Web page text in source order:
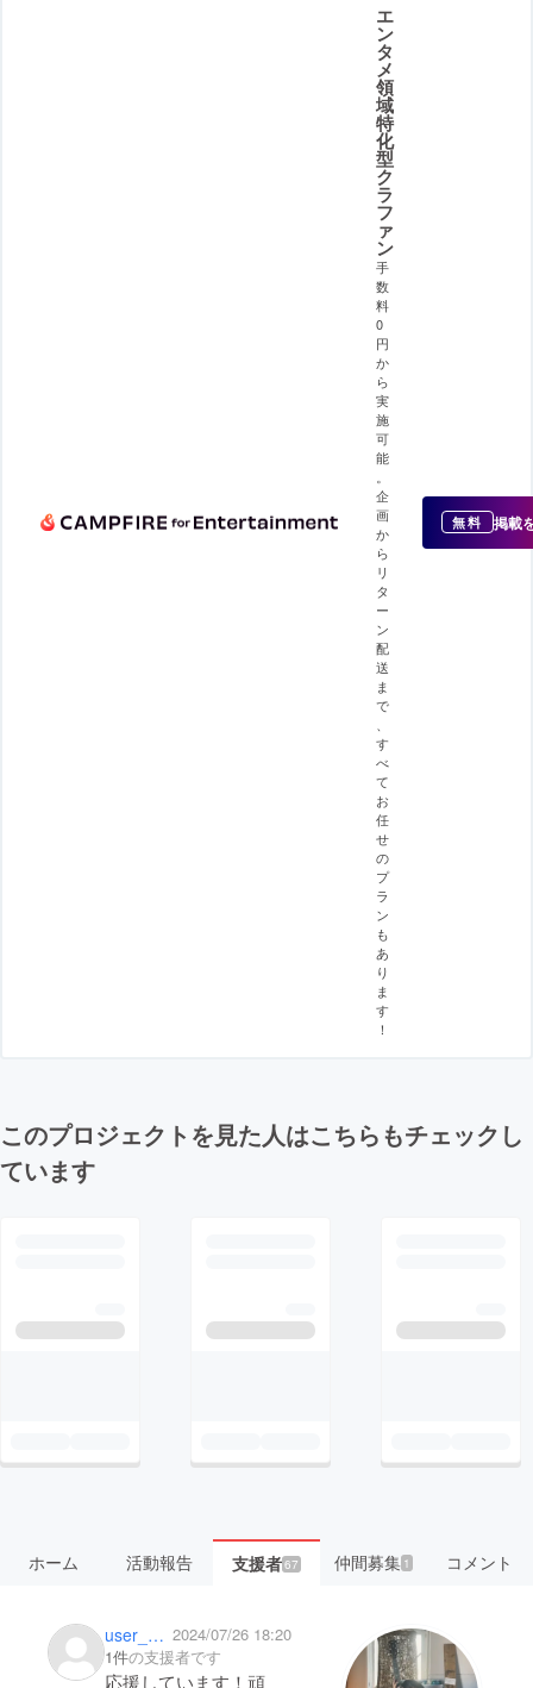
エ
ン
タ
メ
領
域
特
化
型
ク
ラ
フ
ァ
ン
手
数
料
0
円
か
ら
実
施
可
能
企
画
か
ら
リ
タ
ー
ン
配
送
ま
で
す
べ
て
お
任
せ
の
プ
ラ
ン
も
あ
り
ま
す
！
無料 掲載
このプロジェクトを見た人はこちらもチェックし
ています
ホーム 活動報告 支援者67 仲間募集 1 コメント
user_9351f8216cc4 2024/07/26 18:20
1件の支援者です
応援しています！頑